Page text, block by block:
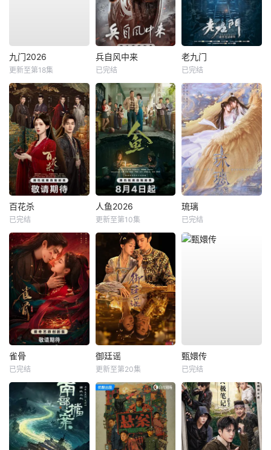
九门2026
更新至第18集
兵自风中来
已完结
老九门
已完结
百花杀
已完结
人鱼2026
更新至第10集
琉璃
已完结
雀骨
已完结
御廷谣
更新至第20集
甄嬛传
已完结